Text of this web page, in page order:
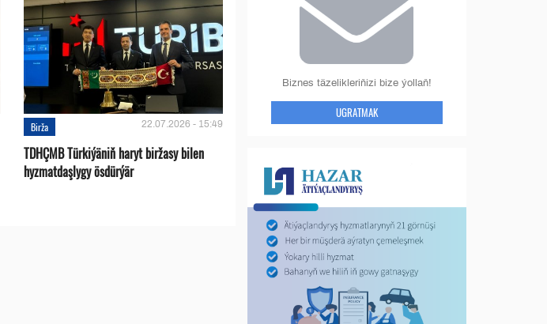
Birža 22.07.2026 - 15:49
TDHÇMB Türkiýäniň haryt biržasy bilen
hyzmatdaşlygy ösdürýär
Biznes täzelikleriňizi bize ýollaň!
UGRATMAK